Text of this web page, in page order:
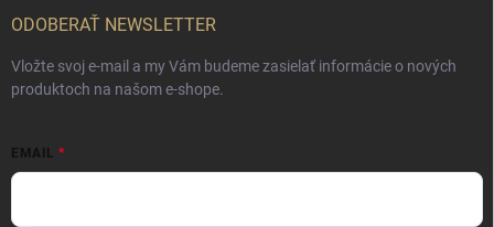
ODOBERAŤ NEWSLETTER
Vložte svoj e-mail a my Vám budeme zasielať informácie o nových
produktoch na našom e-shope.
EMAIL